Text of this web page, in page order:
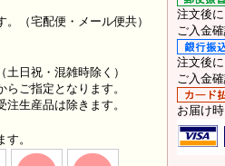
（宅配便・メール便共）
土日祝・混雑時除く）
ご指定となります。
生産品は除きます。
。
注文後
ご入金
注文後
ご入金
お届け